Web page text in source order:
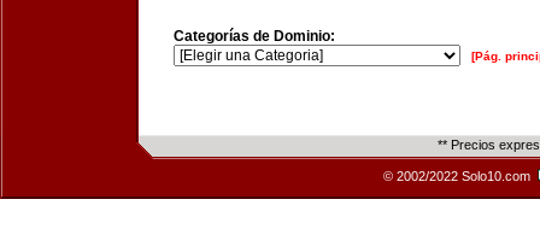
Categorías de Dominio:
[Pág.
** Precios
© 2002/2022 Solo10.com